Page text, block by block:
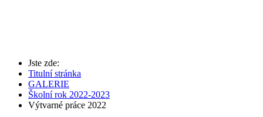
Jste zde:
Titulní stránka
GALERIE
Školní rok 2022-2023
Výtvarné práce 2022